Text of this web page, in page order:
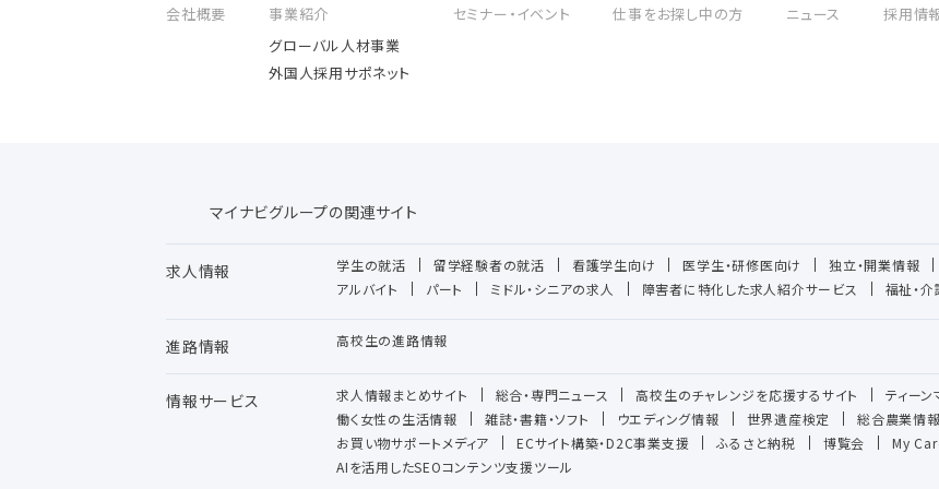
会社概要
事業紹介
グローバル人材事業
外国人採用サポネット
セミナー・イベント 仕事をお探し中の方 ニュース 採用情
マイナビグループの関連サイト
求人情報 学生の就活 留学経験者の就活 看護学生向け 医学生・研修医向け 独立・開業情報
アルバイト
パート ミドル・シニアの求人 障害者に特化した求人紹介サービス 福祉・
進路情報 高校生の進路情報
情報サービス 求人情報まとめサイト 総合・専門ニュース 高校生のチャレンジを応援するサイト ティー
働く女性の生活情報
雑誌・書籍・ソフト ウエディング情報 世界遺産検定 総合農業情
お買い物サポートメディア
ECサイト構築・D2C事業支援 ふるさと納税 博覧会 My
AIを活用したSEOコンテンツ支援ツール